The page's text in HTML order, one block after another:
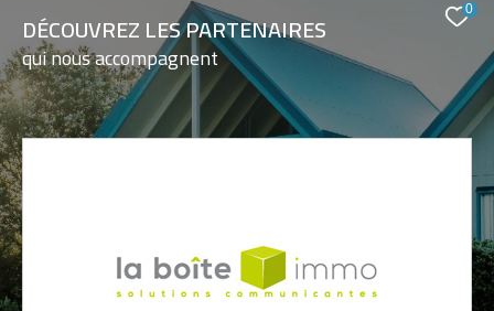
0
DÉCOUVREZ LES PARTENAIRES
qui nous accompagnent